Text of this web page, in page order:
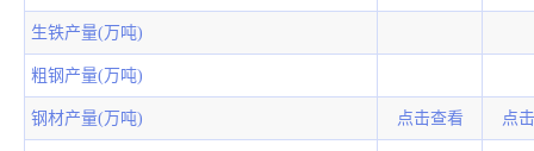
生铁产量(万吨)
粗钢产量(万吨)
钢材产量(万吨) 点击查看 点